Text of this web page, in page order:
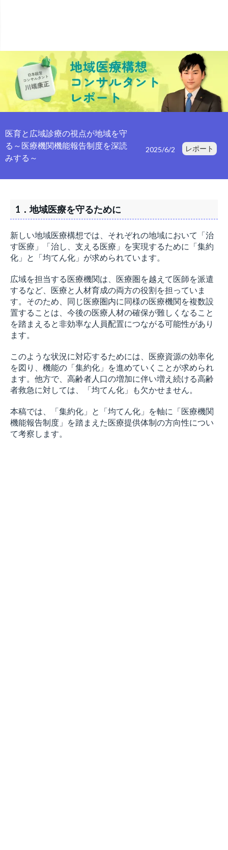
医育と広域診療の視点が地域を守
る～医療機関機能報告制度を深読
みする～
2025/6/2 レポート
1．地域医療を守るために
新しい地域医療構想では、それぞれの地域において「治
す医療」「治し、支える医療」を実現するために「集約
化」と「均てん化」が求められています。
広域を担当する医療機関は、医療圏を越えて医師を派遣
するなど、医療と人材育成の両方の役割を担っていま
す。そのため、同じ医療圏内に同様の医療機関を複数設
置することは、今後の医療人材の確保が難しくなること
を踏まえると非効率な人員配置につながる可能性があり
ます。
このような状況に対応するためには、医療資源の効率化
を図り、機能の「集約化」を進めていくことが求められ
ます。他方で、高齢者人口の増加に伴い増え続ける高齢
者救急に対しては、「均てん化」も欠かせません。
本稿では、「集約化」と「均てん化」を軸に「医療機関
機能報告制度」を踏まえた医療提供体制の方向性につい
て考察します。